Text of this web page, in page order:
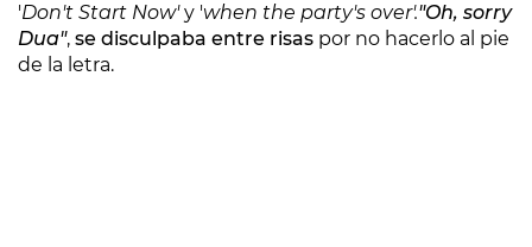
'Don't Start Now'y 'when the party's over'."Oh, sorry
Dua", se disculpaba entre risas por no hacerlo al pie
de la letra.